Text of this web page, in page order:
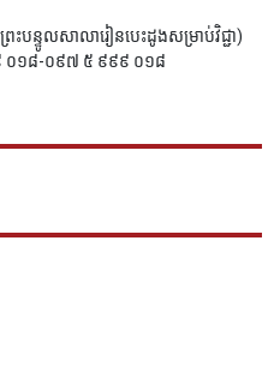
ះបន្ទូលសាលារៀនបេះដូងសម្រាប់វិជ្ជា)
០១៨-០៩៧ ៥ ៩៩៩ ០១៨